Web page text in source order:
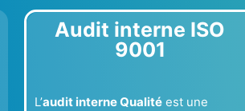
Audit interne ISO
9001
L’audit interne Qualitéest une